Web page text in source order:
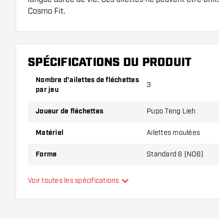
Cosmo Fit.
Conseil de Dartshopper !
Veillez à disposer d'un grand nombre d'ailettes et
endommagés ou cassés à l'usage.
Essayez une forme, un matériau ou une épaisseur
pour découvrir la variante qui vous convient le
SPÉCIFICATIONS DU PRODUIT
Nombre d'ailettes de fléchettes
par jeu
3
Joueur de fléchettes Pupo Teng Lieh
Matériel Ailettes moulées
Forme Standard 6 (NO6)
Flexibilité
Voir toutes les spécifications